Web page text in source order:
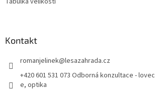
Kontakt
romanjelinek@lesazahrada.cz
+420 601 531 073 Odborná konzultace -
e, optika